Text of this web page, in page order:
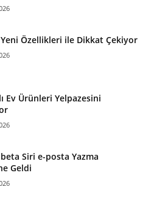
Yeni Özellikleri ile Dikkat Çekiyor
Ev Ürünleri Yelpazesini
Siri e-posta Yazma
Geldi